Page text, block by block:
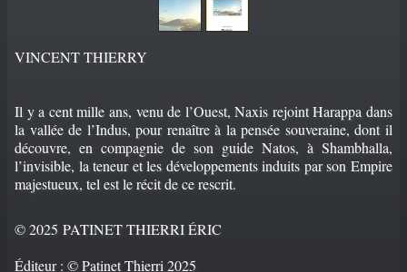
VINCENT THIERRY
Il y a cent mille ans, venu de l’Ouest, Naxis rejoint Harappa dans
la vallée de l’Indus, pour renaître à la pensée souveraine, dont il
découvre, en compagnie de son guide Natos, à Shambhalla,
l’invisible, la teneur et les développements induits par son Empire
majestueux, tel est le récit de ce rescrit.
© 2025 PATINET THIERRI ÉRIC
Éditeur : © Patinet Thierri 2025